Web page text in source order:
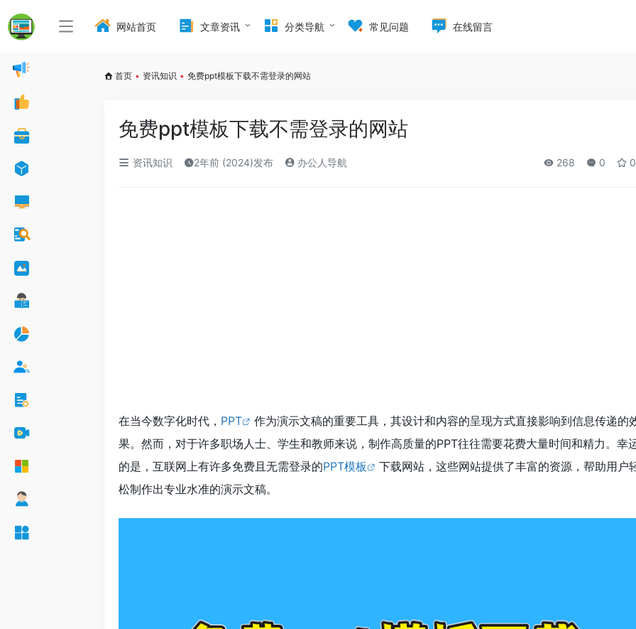
网站首页 文章资讯 分类导航 常见问题 在线留言
首页 • 资讯知识 • 免费ppt模板下载不需登录的网站
免费ppt模板下载不需登录的网站
资讯知识 2年前 (2024)发布 办公人导航 268 0 0
在当今数字化时代， PPT
作为演示文稿的重要工具，其设计和内容的呈现方式直接影响到信息传递的
果。然而，对于许多职场人士、学生和教师来说，制作高质量的PPT往往需要花费大量时间和精力。幸
的是，互联网上有许多免费且无需登录的PPT模板
下载网站，这些网站提供了丰富的资源，帮助用户
松制作出专业水准的演示文稿。